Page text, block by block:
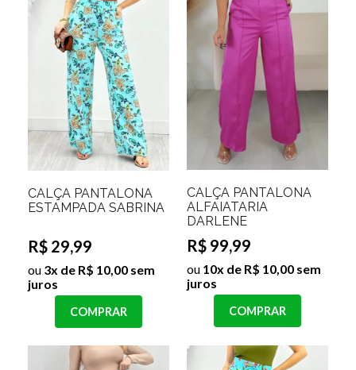
CALÇA PANTALONA
ESTAMPADA SABRINA
R$ 29,99
ou 3x de R$ 10,00 sem
juros
COMPRAR
CALÇA PANTALONA
ALFAIATARIA
DARLENE
R$ 99,99
ou 10x de R$ 10,00 sem
juros
COMPRAR